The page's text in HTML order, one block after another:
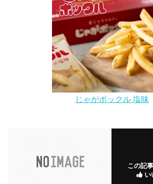
じゃがポックル 塩味
この記
い